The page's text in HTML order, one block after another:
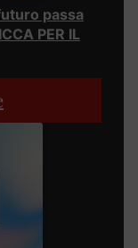
passa
PER IL